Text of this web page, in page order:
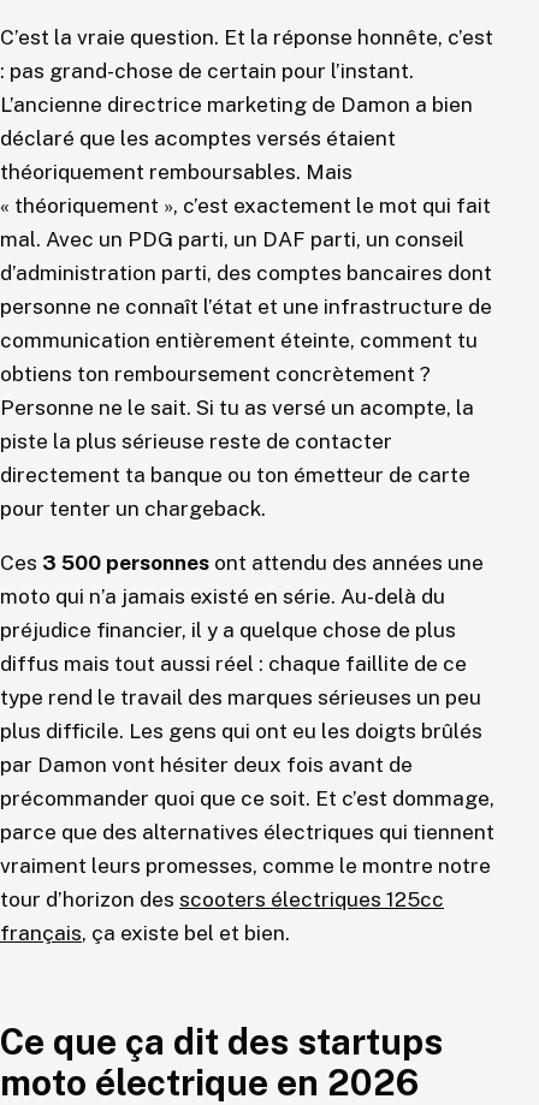
C’est la vraie question. Et la réponse honnête, c’est
: pas grand-chose de certain pour l’instant.
L’ancienne directrice marketing de Damon a bien
déclaré que les acomptes versés étaient
théoriquement remboursables. Mais
« théoriquement », c’est exactement le mot qui fait
mal. Avec un PDG parti, un DAF parti, un conseil
d’administration parti, des comptes bancaires dont
personne ne connaît l’état et une infrastructure de
communication entièrement éteinte, comment tu
obtiens ton remboursement concrètement ?
Personne ne le sait. Si tu as versé un acompte, la
piste la plus sérieuse reste de contacter
directement ta banque ou ton émetteur de carte
pour tenter un chargeback.
Ces 3 500 personnes ont attendu des années une
moto qui n’a jamais existé en série. Au-delà du
préjudice financier, il y a quelque chose de plus
diffus mais tout aussi réel : chaque faillite de ce
type rend le travail des marques sérieuses un peu
plus difficile. Les gens qui ont eu les doigts brûlés
par Damon vont hésiter deux fois avant de
précommander quoi que ce soit. Et c’est dommage,
parce que des alternatives électriques qui tiennent
vraiment leurs promesses, comme le montre notre
tour d’horizon des scooters électriques 125cc
français, ça existe bel et bien.
Ce que ça dit des startups
moto électrique en 2026